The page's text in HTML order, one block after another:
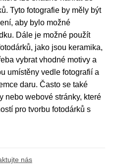
Tyto fotografie by měly být
aby bylo možné
Dále je možné použít
jako jsou keramika,
vybrat vhodné motivy a
umístěny vedle fotografií a
daru. Často se také
nebo webové stránky, které
pro tvorbu fotodárků s
nás